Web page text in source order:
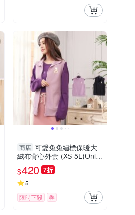
商店 可愛兔兔繡標保暖大
絨布背心外套 (XS-5L)Only
You 中大尺碼 MIT台灣製
【A5090】
$420 7折
5
限時下殺
券